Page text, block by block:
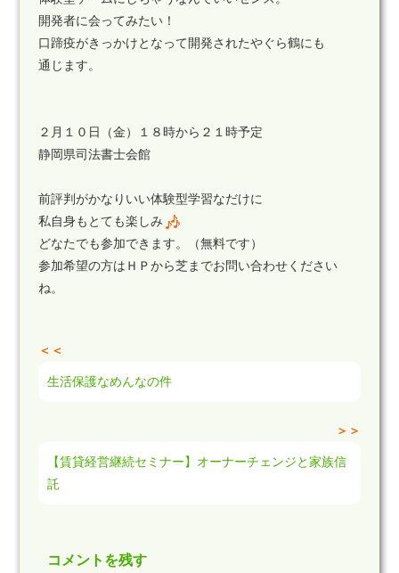
開発者に会ってみたい！
口蹄疫がきっかけとなって開発されたやぐら鶴にも
通じます。
２月１０日（金）１８時から２１時予定
静岡県司法書士会館
前評判がかなりいい体験型学習なだけに
私自身もとても楽しみ
どなたでも参加できます。（無料です）
参加希望の方はＨＰから芝までお問い合わせください
ね。
＜＜
生活保護なめんなの件
＞＞
【賃貸経営継続セミナー】オーナーチェンジと家族信
託
コメントを残す